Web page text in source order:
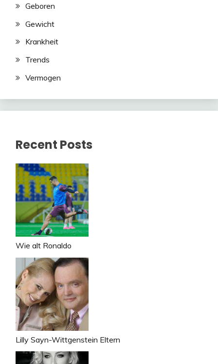
Geboren
Gewicht
Krankheit
Trends
Vermogen
Recent Posts
Wie alt Ronaldo
Lilly Sayn-Wittgenstein Eltern